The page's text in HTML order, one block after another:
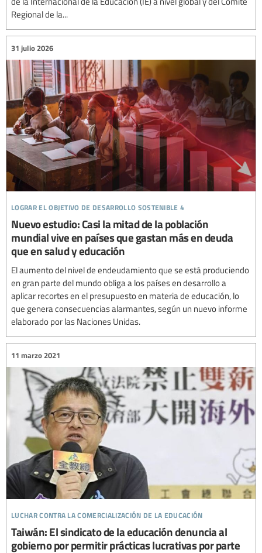
Regional de la...
lograr el objetivo de desarrollo sostenible 4
31 julio 2026
Nuevo estudio: Casi la mitad de la población
mundial vive en países que gastan más en deuda
que en salud y educación
El aumento del nivel de endeudamiento que se está produciendo
en gran parte del mundo obliga a los países en desarrollo a
aplicar recortes en el presupuesto en materia de educación, lo
que genera consecuencias alarmantes, según un nuevo informe
elaborado por las Naciones Unidas.
luchar contra la comercialización de la educación
11 marzo 2021
Taiwán: El sindicato de la educación denuncia al
gobierno por permitir prácticas lucrativas por parte